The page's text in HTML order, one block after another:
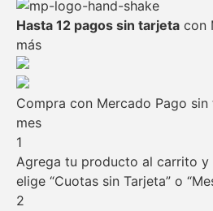
Hasta 12 pagos sin tarjeta con
más
Compra con Mercado Pago
mes
1
Agrega tu producto al carrito y
elige “Cuotas sin Tarjeta” o
2